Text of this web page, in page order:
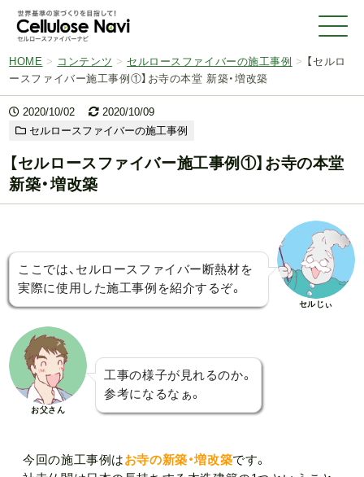
HOME > コンテンツ > セルロースファイバーの施工事例 >
【セルロ
ースファイバー施工事例①】お寺の本堂 新築・増改築
2020/10/02
2020/10/09
セルロースファイバーの施工事例
【セルロースファイバー施工事例①】お寺の本堂
新築・増改築
ここでは、セルロースファイバー断熱材を
実際に使用した施工事例を紹介するぞ。
セルじぃ
お父さん
工事の様子が見れるのか。
参考になるなぁ。
今回の施工事例はお寺の新築・増改築です。